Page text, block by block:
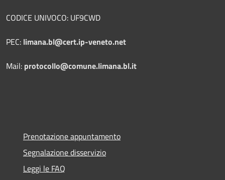
CODICE UNIVOCO: UF9CWD
PEC: limana.bl@cert.ip-veneto.net
Mail: protocollo@comune.limana.bl.it
Prenotazione appuntamento
Segnalazione disservizio
Leggi le FAQ